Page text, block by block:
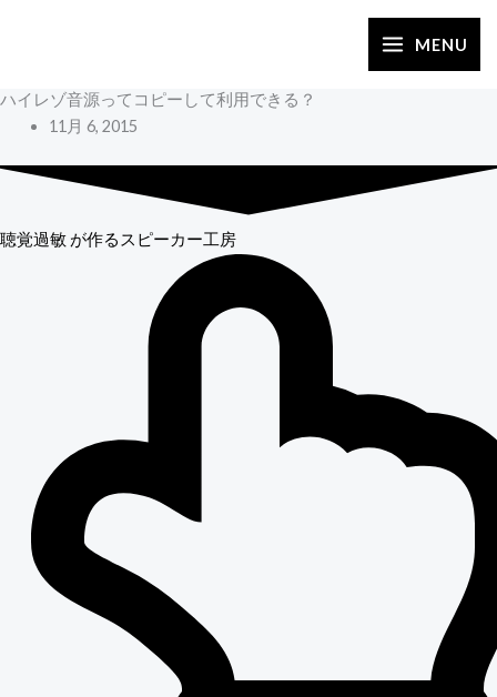
ス
ッ
MENU
ハイレゾ音源ってコピーして利用できる？
11月 6, 2015
聴覚過敏 が作るスピーカー工房